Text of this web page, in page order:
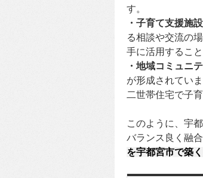
す。
・子育て支援施
る相談や交流の
手に活用すること
・地域コミュニ
が形成されてい
二世帯住宅で子
このように、宇
バランス良く融
を宇都宮市で築